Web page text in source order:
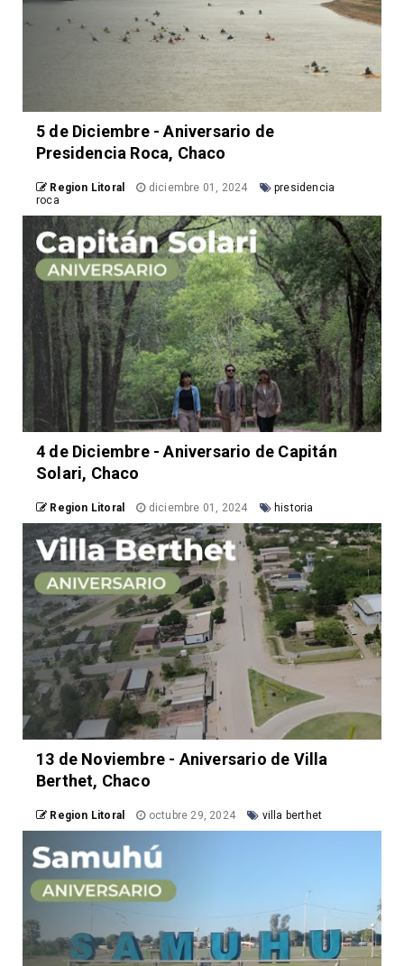
5 de Diciembre - Aniversario de
Presidencia Roca, Chaco
Region Litoral diciembre 01, 2024
presidencia
roca
4 de Diciembre - Aniversario de Capitán
Solari, Chaco
Region Litoral diciembre 01, 2024 historia
13 de Noviembre - Aniversario de Villa
Berthet, Chaco
Region Litoral octubre 29, 2024 villa berthet